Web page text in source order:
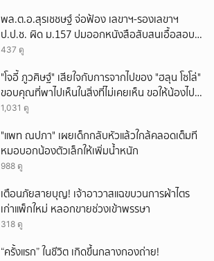
พล.ต.อ.สุรเชชษฐ์ จ่อฟ้อง เลขาฯ-รองเลขาฯ
ป.ป.ช. ผิด ม.157 ปมออกหนังสือสับสนเอื้อสอบ
คดีซ้ำซ้อน
437 ดู
"โจอี้ ภูวศิษฐ์" เสียใจกับการจากไปของ "ฮลุน โซโล่"
ขอบคุณที่พาไปเห็นในสิ่งที่ไม่เคยเห็น ขอให้น้องไปสู่
สุคติ
1,031 ดู
"แพท ณปภา" เผยเด็กกลับหัวแล้วใกล้คลอดเต็มที
หมอบอกน้องตัวเล็กให้เพิ่มน้ำหนัก
988 ดู
เตือนภัยสายบุญ! เจ้าอาวาสแฉขบวนการผ้าไตร
เก่าแพ็กใหม่ หลอกขายช่วงเข้าพรรษา
318 ดู
“ครั้งแรก” ในชีวิต เกิดขึ้นกลางกองถ่าย!